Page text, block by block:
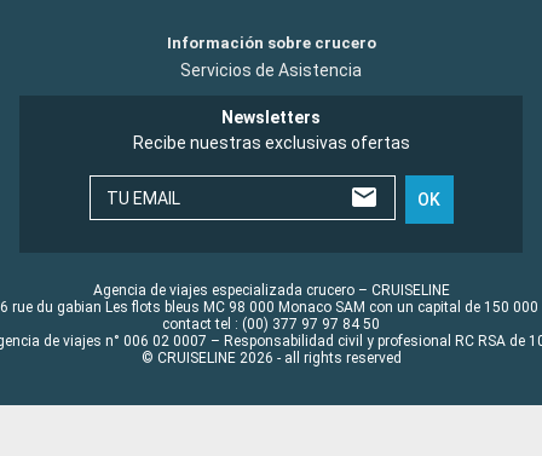
Información sobre crucero
Servicios de Asistencia
Newsletters
Recibe nuestras exclusivas ofertas
TU EMAIL OK
Agencia de viajes especializada crucero – CRUISELINE
rue du gabian Les flots bleus MC 98 000 Monaco SAM con un capital de 150 000
contact tel : (00) 377 97 97 84 50
de viajes n° 006 02 0007 – Responsabilidad civil y profesional RC RSA de
© CRUISELINE 2026 - all rights reserved